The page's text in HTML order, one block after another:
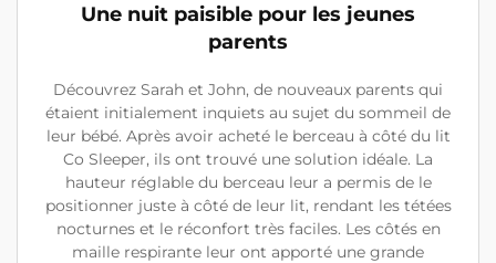
Une nuit paisible pour les jeunes
parents
Découvrez Sarah et John, de nouveaux parents qui
étaient initialement inquiets au sujet du sommeil de
leur bébé. Après avoir acheté le berceau à côté du lit
Co Sleeper, ils ont trouvé une solution idéale. La
hauteur réglable du berceau leur a permis de le
positionner juste à côté de leur lit, rendant les tétées
nocturnes et le réconfort très faciles. Les côtés en
maille respirante leur ont apporté une grande